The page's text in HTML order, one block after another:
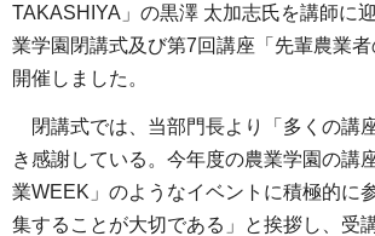
TAKASHIYA」の黒澤 太加志氏を講師に
業学園閉講式及び第7回講座「先輩農業
開催しました。
閉講式では、当部門長より「多くの講
き感謝している。今年度の農業学園の講
業WEEK」のようなイベントに積極的に
集することが大切である」と挨拶し、受